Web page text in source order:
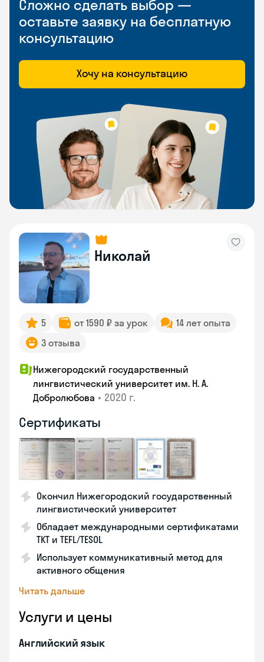
Сложно сделать выбор —
оставьте заявку на бесплатную
консультацию
Хочу на консультацию
Николай
5 от 1590 ₽ за урок
14 лет опыта
3 отзыва
Нижегородский государственный
лингвистический университет им. Н. А.
Добролюбова • 2020 г.
Сертификаты
Окончил Нижегородский государственный
лингвистический университет
Обладает международными сертификатами
TKT и TEFL/TESOL
Использует коммуникативный метод для
активного общения
Читать дальше
Услуги и цены
Английский язык